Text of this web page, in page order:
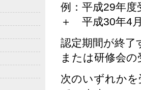
例：平成29年
＋ 平成30年4
認定期間が終了
または研修会
次のいずれか